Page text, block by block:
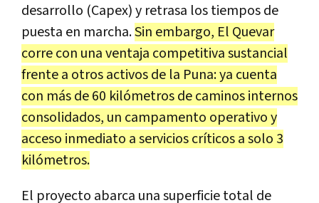
desarrollo (Capex) y retrasa los tiempos de
puesta en marcha.Sin embargo, El Quevar
corre con una ventaja competitiva sustancial
frente a otros activos de la Puna: ya cuenta
con más de 60 kilómetros de caminos internos
consolidados, un campamento operativo y
acceso inmediato a servicios críticos a solo 3
kilómetros.
El proyecto abarca una superficie total de